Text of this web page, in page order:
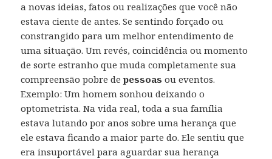
a novas ideias, fatos ou realizações que você não
estava ciente de antes. Se sentindo forçado ou
constrangido para um melhor entendimento de
uma situação. Um revés, coincidência ou momento
de sorte estranho que muda completamente sua
compreensão pobre depessoas ou eventos.
Exemplo: Um homem sonhou deixando o
optometrista. Na vida real, toda a sua família
estava lutando por anos sobre uma herança que
ele estava ficando a maior parte do. Ele sentiu que
era insuportável para aguardar sua herança